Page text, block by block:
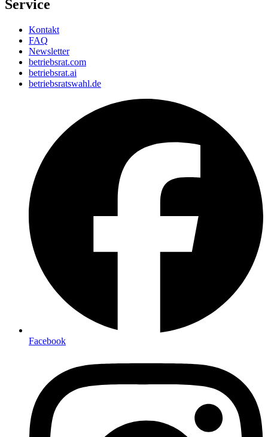
Service
Kontakt
FAQ
Newsletter
betriebsrat.com
betriebsrat.ai
betriebsratswahl.de
Facebook